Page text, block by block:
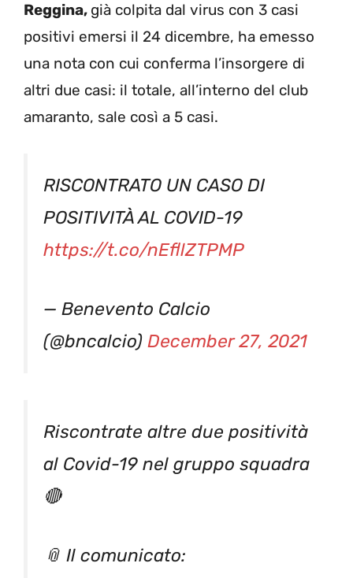
Reggina, già colpita dal virus con 3 casi
positivi emersi il 24 dicembre, ha emesso
una nota con cui conferma l’insorgere di
altri due casi: il totale, all’interno del club
amaranto, sale così a 5 casi.
RISCONTRATO UN CASO DI
POSITIVITÀ AL COVID-19
https://t.co/nEfllZTPMP
— Benevento Calcio
(@bncalcio) December 27, 2021
Riscontrate altre due positività
al Covid-19 nel gruppo squadra
🔴
📎 Il comunicato: